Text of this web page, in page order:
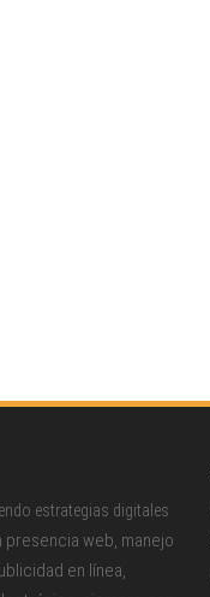
estrategias digitales
presencia web, manejo
en línea,